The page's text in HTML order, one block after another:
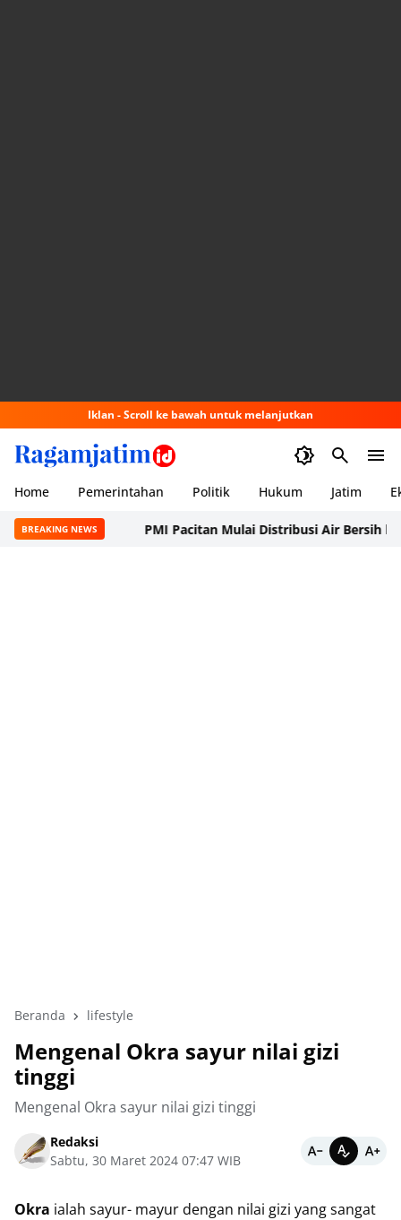
Iklan - Scroll ke bawah untuk melanjutkan
Home Pemerintahan Politik Hukum Jatim
BREAKING NEWS PMI Pacitan Mulai Distribusi Air Bersih ke
Beranda lifestyle
Mengenal Okra sayur nilai gizi
tinggi
Mengenal Okra sayur nilai gizi tinggi
Redaksi
Sabtu, 30 Maret 2024 07:47 WIB
Okra ialah sayur- mayur dengan nilai gizi yang sangat